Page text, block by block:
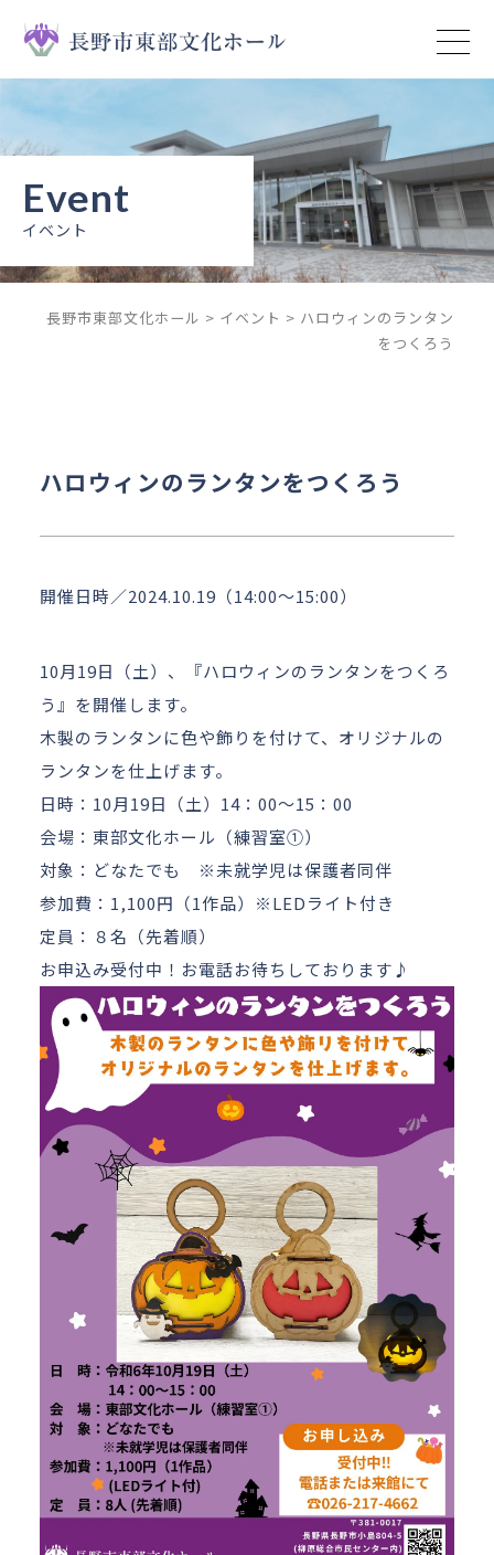
予約状況
アクセス
イベント
長野市東部文化ホール > イベント > ハロウィンのランタン
をつくろう
ハロウィンのランタンをつくろう
開催日時／2024.10.19（14:00～15:00）
10月19日（土）、『ハロウィンのランタンをつくろ
う』を開催します。
木製のランタンに色や飾りを付けて、オリジナルの
ランタンを仕上げます。
日時：10月19日（土）14：00～15：00
会場：東部文化ホール（練習室①）
対象：どなたでも ※未就学児は保護者同伴
参加費：1,100円（1作品）※LEDライト付き
定員：８名（先着順）
お申込み受付中！お電話お待ちしております♪